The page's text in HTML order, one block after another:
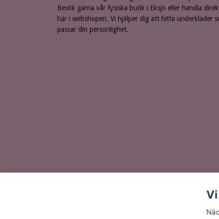
Besök gärna vår fysiska butik i Eksjö eller handla
här i webshopen. Vi hjälper dig att hitta underkläder
passar din personlighet.